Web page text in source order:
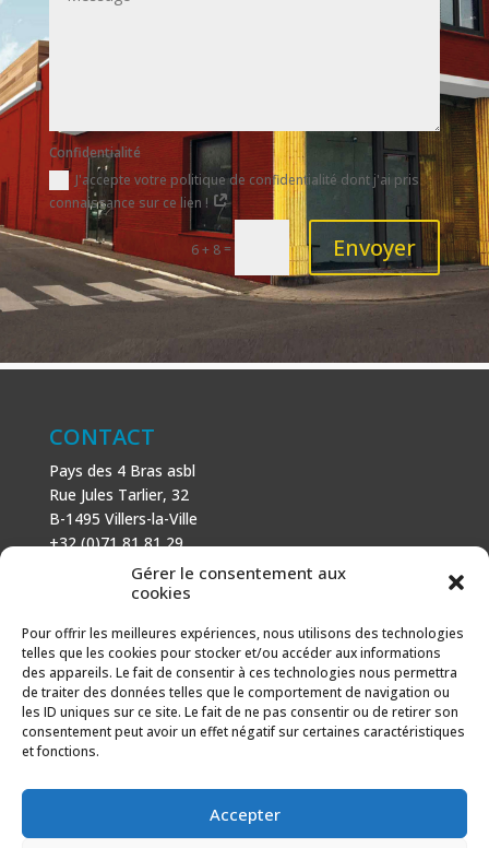
Gérer le consentement aux
cookies
Pour offrir les meilleures expériences, nous utilisons des technologies
telles que les cookies pour stocker et/ou accéder aux informations
des appareils. Le fait de consentir à ces technologies nous permettra
de traiter des données telles que le comportement de navigation ou
les ID uniques sur ce site. Le fait de ne pas consentir ou de retirer son
consentement peut avoir un effet négatif sur certaines caractéristiques
et fonctions.
Accepter
Confidentialité
J'accepte votre politique de confidentialité dont j'ai pris
connaissance sur ce lien !
6 + 8= Envoyer
CONTACT
Pays des 4 Bras asbl
Rue Jules Tarlier, 32
B-1495 Villers-la-Ville
+32 (0)71 81 81 29
N° d’entreprise : 666 464 432
Mentions légales
AVEC LE SOUTIEN DE
Fonds européen agricole pour le développement rural :
l’Europe investit dans les zones rurales.